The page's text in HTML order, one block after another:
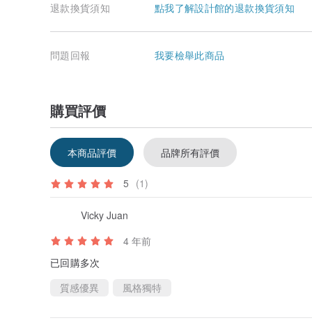
退款換貨須知 點我了解設計館的退款換貨須知
問題回報 我要檢舉此商品
購買評價
本商品評價 品牌所有評價
5 (1)
Vicky Juan
4 年前
已回購多次
質感優異
風格獨特